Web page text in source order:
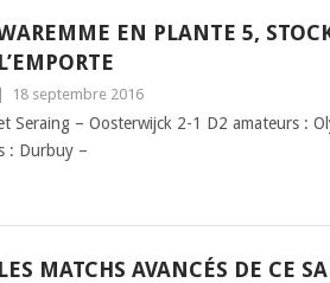
EN PLANTE 5,
L’EMPORTE
18 septembre 2016
Seraing – Oosterwijck 2-1 D2 amateurs :
: Durbuy –
LES MATCHS AVANCÉS DE CE